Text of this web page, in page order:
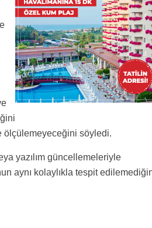
ölçülemeyeceğini söyledi.
yazılım güncellemeleriyle
aynı kolaylıkla tespit